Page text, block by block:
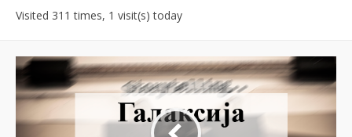
Visited 311 times, 1 visit(s) today